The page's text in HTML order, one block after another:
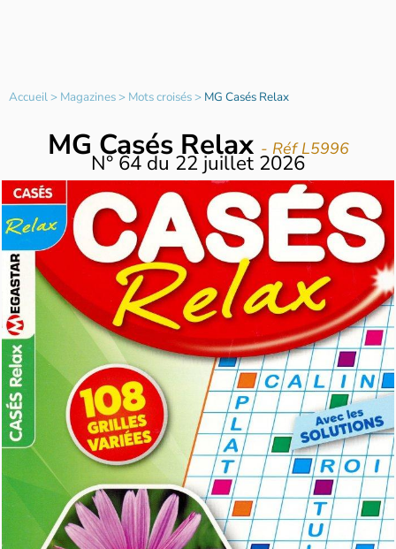
Accueil> Magazines> Mots croisés> MG Casés Relax
MG Casés Relax - Réf L5996
N°64du22 juillet 2026